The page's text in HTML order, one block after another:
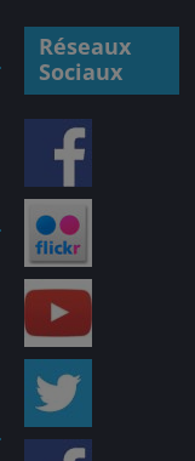
Réseaux
Sociaux